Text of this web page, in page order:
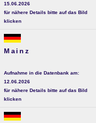
15.06.2026
für nähere Details bitte auf das Bild
klicken
Mainz
Aufnahme in die Datenbank am:
12.06.2026
für nähere Details bitte auf das Bild
klicken